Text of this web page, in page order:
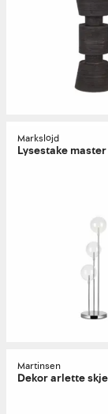
Markslöjd
Lysestake
Martinsen
Dekor arlette